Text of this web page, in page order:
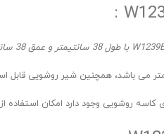
کاسه روشویی وجود دارد امکان